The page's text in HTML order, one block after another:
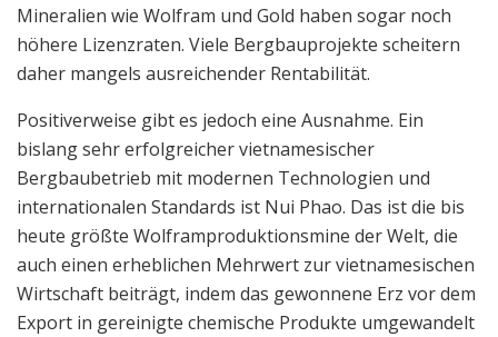
Mineralien wie Wolfram und Gold haben sogar noch
höhere Lizenzraten. Viele Bergbauprojekte scheitern
daher mangels ausreichender Rentabilität.
Positiverweise gibt es jedoch eine Ausnahme. Ein
bislang sehr erfolgreicher vietnamesischer
Bergbaubetrieb mit modernen Technologien und
internationalen Standards ist Nui Phao. Das ist die bis
heute größte Wolframproduktionsmine der Welt, die
auch einen erheblichen Mehrwert zur vietnamesischen
Wirtschaft beiträgt, indem das gewonnene Erz vor dem
Export in gereinigte chemische Produkte umgewandelt